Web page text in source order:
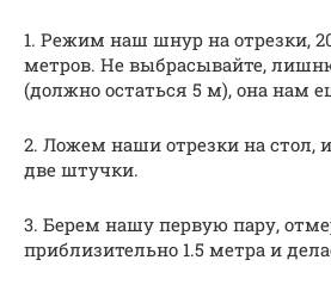
1. Режим наш шнур на отрезки,
метров. Не выбрасывайте,
(должно остаться 5 м), она нам
2. Ложем наши отрезки на стол,
две штучки.
3. Берем нашу первую пару,
приблизительно 1.5 метра и